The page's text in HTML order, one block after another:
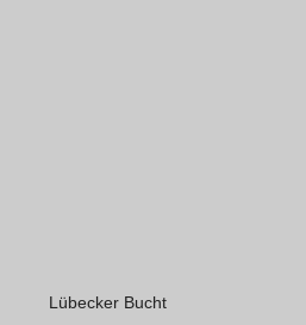
Lübecker Bucht